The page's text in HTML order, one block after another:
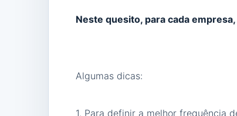
Neste quesito, para cada
Algumas dicas:
1. Para definir a melhor frequência